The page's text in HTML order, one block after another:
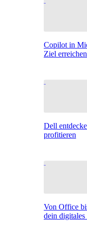
Copilot in
Ziel
Dell
profitieren
Von Office
dein digitales